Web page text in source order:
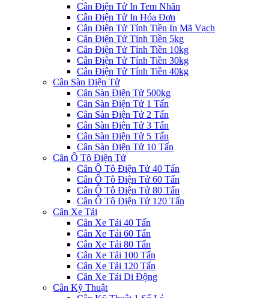
Cân Điện Tử In Tem Nhãn
Cân Điện Tử In Hóa Đơn
Cân Điện Tử Tính Tiền In Mã Vạch
Cân Điện Tử Tính Tiền 5kg
Cân Điện Tử Tính Tiền 10kg
Cân Điện Tử Tính Tiền 30kg
Cân Điện Tử Tính Tiền 40kg
Cân Sàn Điện Tử
Cân Sàn Điện Tử 500kg
Cân Sàn Điện Tử 1 Tấn
Cân Sàn Điện Tử 2 Tấn
Cân Sàn Điện Tử 3 Tấn
Cân Sàn Điện Tử 5 Tấn
Cân Sàn Điện Tử 10 Tấn
Cân Ô Tô Điện Tử
Cân Ô Tô Điện Tử 40 Tấn
Cân Ô Tô Điện Tử 60 Tấn
Cân Ô Tô Điện Tử 80 Tấn
Cân Ô Tô Điện Tử 120 Tấn
Cân Xe Tải
Cân Xe Tải 40 Tấn
Cân Xe Tải 60 Tấn
Cân Xe Tải 80 Tấn
Cân Xe Tải 100 Tấn
Cân Xe Tải 120 Tấn
Cân Xe Tải Di Động
Cân Kỹ Thuật